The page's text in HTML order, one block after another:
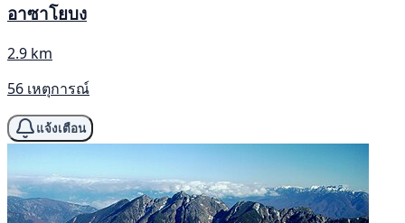
อาซาโยบง
2.9 km
56 เหตุการณ์
แจ้งเตือน